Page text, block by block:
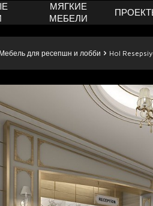
МЯГКИЕ
МЕБЕЛИ
Мебель для ресепшн и лобби Hol